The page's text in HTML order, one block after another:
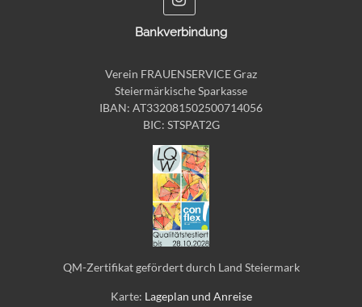
Bankverbindung
Verein FRAUENSERVICE Graz
Steiermärkische Sparkasse
IBAN: AT332081502500714056
BIC: STSPAT2G
QM-Zertifikat gefördert durch Land Steiermark
Karte: Lageplan und Anreise